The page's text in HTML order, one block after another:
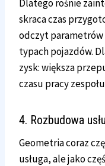
Dlatego rośnie
skraca czas
odczyt parametrów
typach pojazdów.
zysk: większa
czasu pracy
4. Rozbudowa
Geometria coraz
usługa, ale jako